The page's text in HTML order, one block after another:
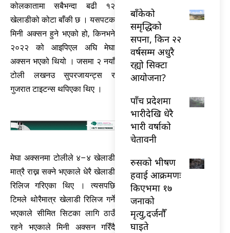
कोलकातामा सबैभन्दा बढी १२
खेलाडीको कोटा बाँकी छ । यसपटक
मिनी अक्सन हुने भएको हो, किनभने
२०२२ को आइपिएल अघि मेघा
अक्सन भएको थियो । जसमा २ नयाँ
टोली लखनउ सुपरजायन्ट्स र
गुजरात टाइटन्स थपिएका थिए ।
मेघा अक्सनमा टोलीले ४–४ खेलाडी
मात्रै राख्न सक्ने भएकाले धेरै खेलाडी
रिलिज गरिएका थिए । त्यसपछि
टिमले थोरैमात्र खेलाडी रिलिज गर्ने
भएकाले सीमित सिटका लागि ठाउँ
रहने भएकाले मिनी अक्सन गरिँदै
बाँकेको
समृद्धिको
सपना, किन २२
वर्षसम्म अधुरै
रह्यो सिक्टा
आयोजना?
पाँच प्रदेशमा
भारीदेखि धेरै
भारी वर्षाको
चेतावनी
रुसको भीषण
हवाई आक्रमणः
किएभमा १७
जनाको
मृत्यु,दर्जनौँ
घाइते